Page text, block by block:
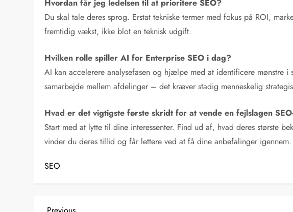
Hvordan får jeg ledelsen til at prioritere SEO?
Du skal tale deres sprog. Erstat tekniske termer med fokus på ROI,
fremtidig vækst, ikke blot en teknisk udgift.
Hvilken rolle spiller AI for Enterprise SEO i dag?
AI kan accelerere analysefasen og hjælpe med at identificere mønstre
samarbejde mellem afdelinger – det kræver stadig menneskelig
Hvad er det vigtigste første skridt for at vende en fejlslagen
Start med at lytte til dine interessenter. Find ud af, hvad deres største
vinder du deres tillid og får lettere ved at få dine anbefalinger igennem.
SEO